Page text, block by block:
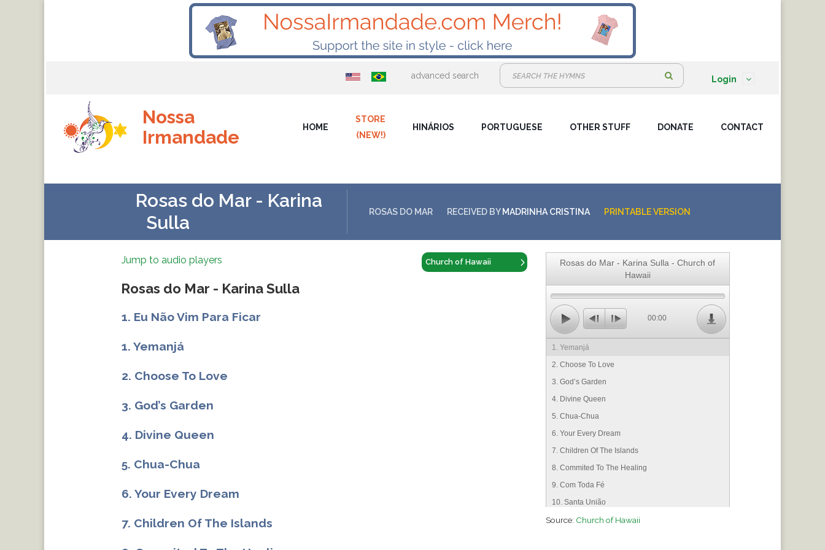
advanced search
r
:
Login
Nossa
Irmandade
HOME
STORE
(NEW!)
HINÁRIOS PORTUGUESE OTHER STUFF DONATE CONTACT
Rosas do Mar - Karina
Sulla
ROSAS DO MAR RECEIVED BY MADRINHA CRISTINA PRINTABLE VERSION
Jump to audio players
Rosas do Mar - Karina Sulla
1. Eu Não Vim Para Ficar
1. Yemanjá
2. Choose To Love
3. God’s Garden
4. Divine Queen
5. Chua-Chua
6. Your Every Dream
7. Children Of The Islands
Church of Hawaii
Rosas do Mar - Karina Sulla - Church of
Hawaii
00:00
1. Yemanjá
2. Choose To Love
3. God’s Garden
4. Divine Queen
5. Chua-Chua
6. Your Every Dream
7. Children Of The Islands
8. Commited To The Healing
9. Com Toda Fé
10. Santa União
11. Olhos De Compaixão
Source: Church of Hawaii